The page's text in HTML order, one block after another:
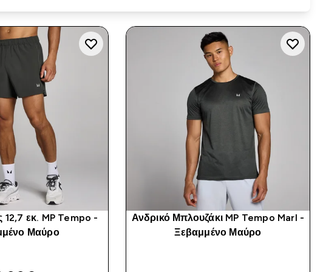
12,7 εκ. MP Tempo -
Μαύρο
Ανδρικό Μπλουζάκι MP Tempo Marl -
Ξεβαμμένο Μαύρο